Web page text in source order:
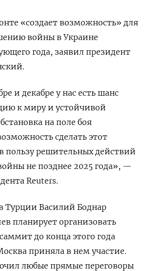
«создает возможность» для
войны в Украине
года, заявил президент
и декабре у нас есть шанс
к миру и устойчивой
на поле боя
сделать этот
пользу решительных действий
не позднее 2025 года», —
Reuters.
Турции Василий Боднар
планирует организовать
до конца этого года
приняла в нем участие.
любые прямые переговоры